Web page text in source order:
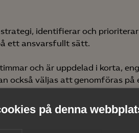
på denna
identifierar och
ett ansvarsfullt sätt.
och är uppdelad i korta,
också väljas att genomföras på
som du kan dela på LinkedIn.